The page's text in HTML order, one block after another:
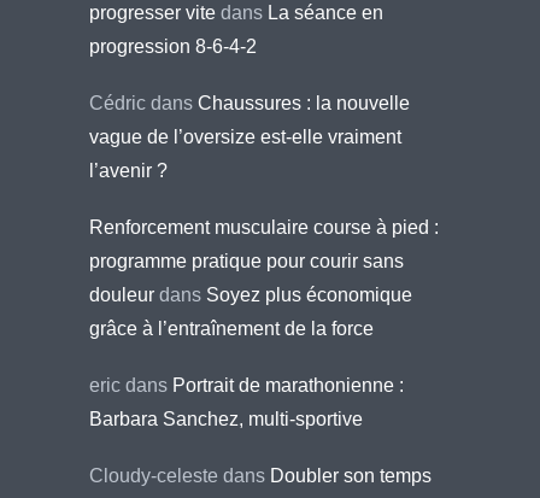
progresser vite dans La séance en
progression 8-6-4-2
Cédric dans Chaussures : la nouvelle
vague de l’oversize est-elle vraiment
l’avenir ?
Renforcement musculaire course à pied :
programme pratique pour courir sans
douleur dans Soyez plus économique
grâce à l’entraînement de la force
eric dans Portrait de marathonienne :
Barbara Sanchez, multi-sportive
Cloudy-celeste dans Doubler son temps